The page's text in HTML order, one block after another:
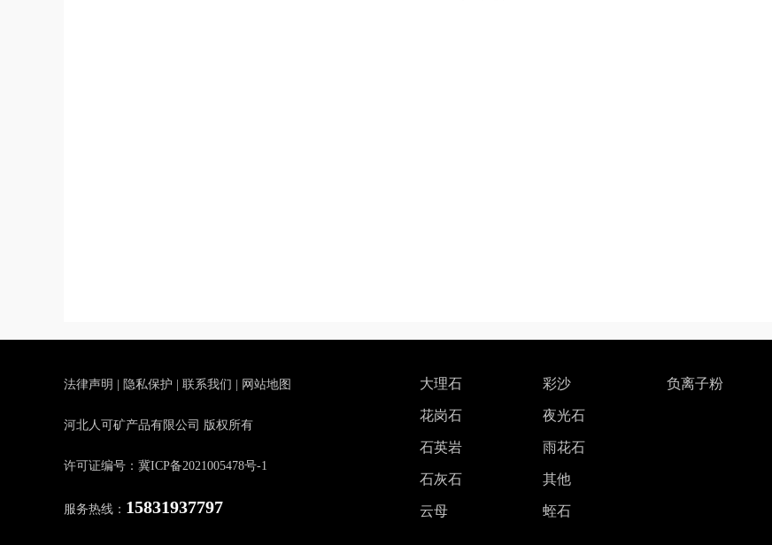
法律声明 隐私保护 联系我们 网站地图
河北人可矿产品有限公司 版权所有
许可证编号：冀ICP备2021005478号-1
服务热线： 15831937797
大理石
花岗石
石英岩
石灰石
云母
彩沙
夜光石
雨花石
其他
蛭石
负离子粉